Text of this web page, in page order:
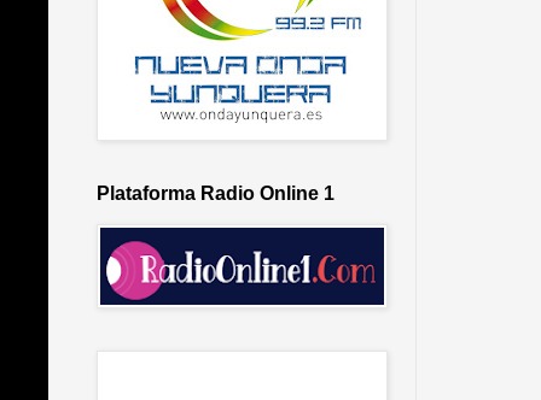
Plataforma Radio Online 1